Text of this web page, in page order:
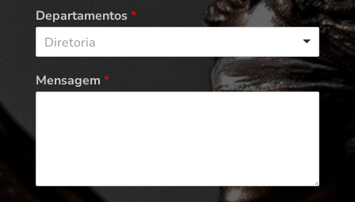
Departamentos*
Diretoria
Mensagem *